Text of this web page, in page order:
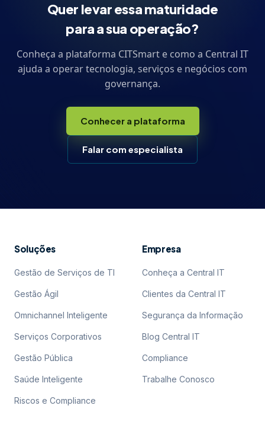
Quer levar essa maturidade
para a sua operação?
Conheça a plataforma CITSmart e como a Central IT
ajuda a operar tecnologia, serviços e negócios com
governança.
Conhecer a plataforma
Falar com especialista
Soluções
Gestão de Serviços de TI
Gestão Ágil
Omnichannel Inteligente
Serviços Corporativos
Gestão Pública
Saúde Inteligente
Riscos e Compliance
Empresa
Conheça a Central IT
Clientes da Central IT
Segurança da Informação
Blog Central IT
Compliance
Trabalhe Conosco